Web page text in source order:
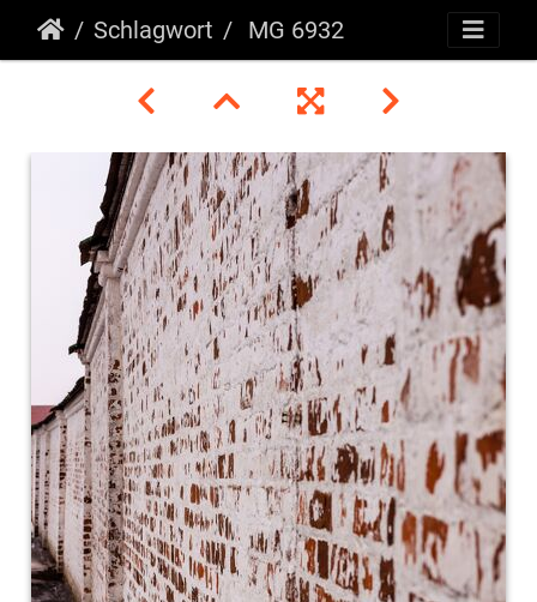
Schlagwort MG 6932